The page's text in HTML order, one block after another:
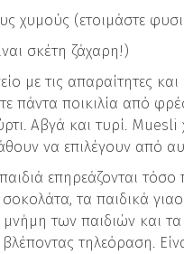
χυμούς (ετοιμάστε
σκέτη ζάχαρη!)
με τις απαραίτητες
πάντα ποικιλία από
Αβγά και τυρί. Muesli
να επιλέγουν από
επηρεάζονται
τα παιδικά
των παιδιών και
τηλεόραση.